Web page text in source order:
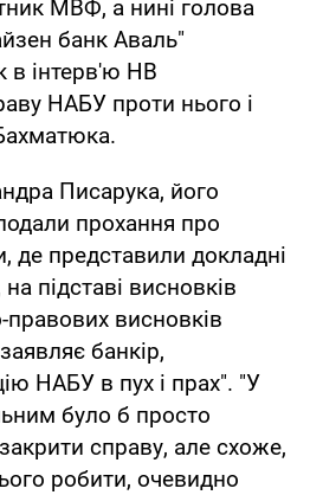
МВФ, а нині голова
банк Аваль"
в інтерв'ю НВ
НАБУ проти нього і
Писарука, його
прохання про
де представили докладні
підставі висновків
правових висновків
банкір,
НАБУ в пух і прах". "У
було б просто
справу, але схоже,
робити, очевидно